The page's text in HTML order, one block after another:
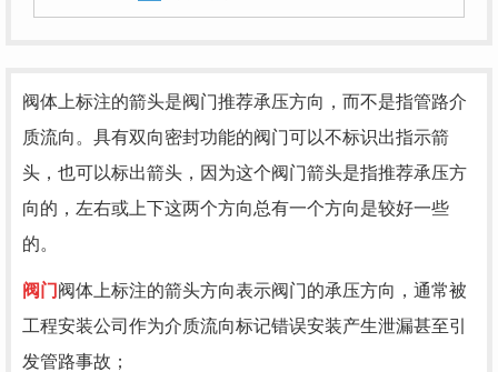
阀体上标注的箭头是阀门推荐承压方向，而不是指管路介
质流向。具有双向密封功能的阀门可以不标识出指示箭
头，也可以标出箭头，因为这个阀门箭头是指推荐承压方
向的，左右或上下这两个方向总有一个方向是较好一些
的。
阀门 阀体上标注的箭头方向表示阀门的承压方向，通常被
工程安装公司作为介质流向标记错误安装产生泄漏甚至引
发管路事故；